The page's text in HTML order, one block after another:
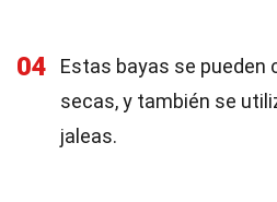
04
Estas bayas se pueden
secas, y también se
jaleas.